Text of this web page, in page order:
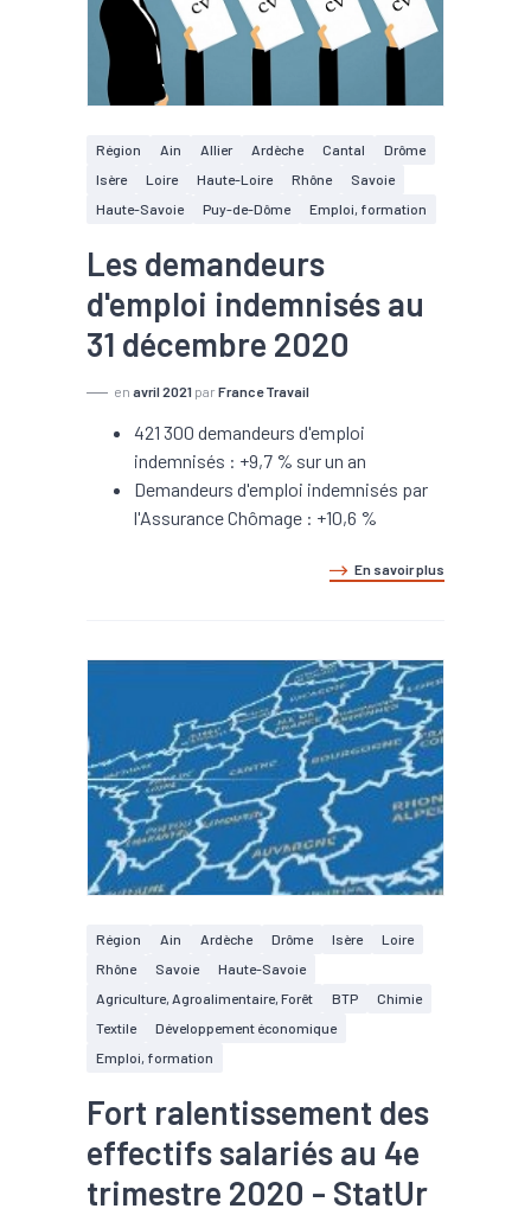
Région Ain Allier Ardèche Cantal
Drôme
Isère
Loire Haute-Loire Rhône
Savoie
Haute-Savoie
Puy-de-Dôme Emploi, formation
Les demandeurs
d'emploi indemnisés au
31 décembre 2020
en avril 2021 par France Travail
421 300 demandeurs d'emploi
indemnisés : +9,7 % sur un an
Demandeurs d'emploi indemnisés par
l'Assurance Chômage : +10,6 %
En savoir plus
Région Ain Ardèche Drôme Isère
Loire
Rhône
Savoie
Haute-Savoie
Agriculture, Agroalimentaire, Forêt
BTP
Chimie
Textile
Développement économique
Emploi, formation
Fort ralentissement des
effectifs salariés au 4e
trimestre 2020 - StatUr